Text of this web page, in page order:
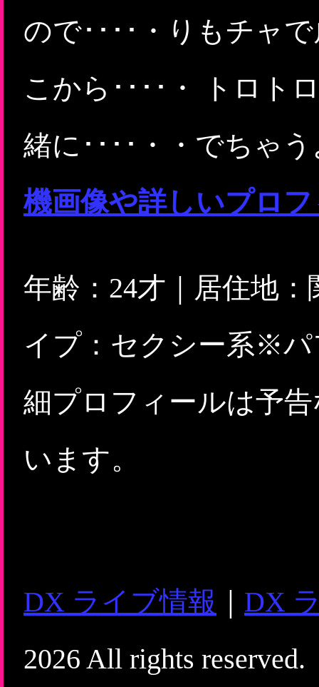
ので････・りもチャ
こから････・ トロト
緒に････・・でちゃう
機画像や詳しいプロ
年齢：24才｜居住地
イプ：セクシー系※パ
細プロフィールは予
います。
DX ライブ情報
DX
2026 All rights reserved.